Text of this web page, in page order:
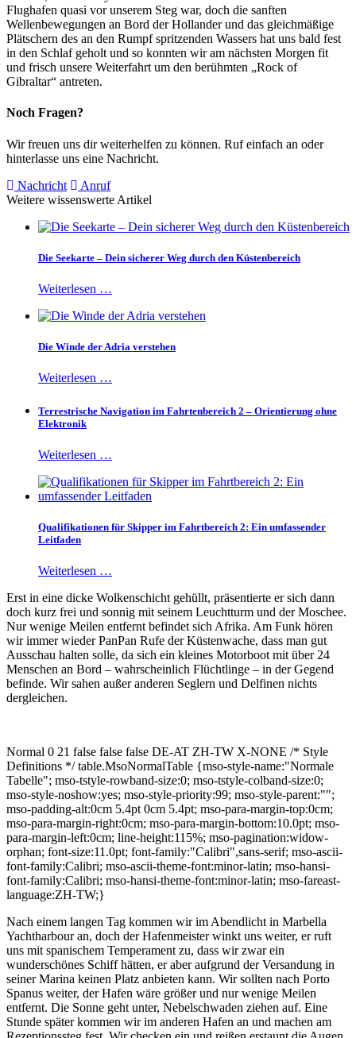
Flughafen quasi vor unserem Steg war, doch die sanften
Wellenbewegungen an Bord der Hollander und das gleichmäßige
Plätschern des an den Rumpf spritzenden Wassers hat uns bald fest
in den Schlaf geholt und so konnten wir am nächsten Morgen fit
und frisch unsere Weiterfahrt um den berühmten „Rock of
Gibraltar“ antreten.
Noch Fragen?
Wir freuen uns dir weiterhelfen zu können. Ruf einfach an oder
hinterlasse uns eine Nachricht.
Nachricht
Anruf
Weitere wissenswerte Artikel
Die Seekarte – Dein sicherer Weg durch den Küstenbereich
Weiterlesen …
Die Winde der Adria verstehen
Weiterlesen …
Terrestrische Navigation im Fahrtenbereich 2 – Orientierung ohne
Elektronik
Weiterlesen …
Qualifikationen für Skipper im Fahrtbereich 2: Ein umfassender
Leitfaden
Weiterlesen …
Erst in eine dicke Wolkenschicht gehüllt, präsentierte er sich dann
doch kurz frei und sonnig mit seinem Leuchtturm und der Moschee.
Nur wenige Meilen entfernt befindet sich Afrika. Am Funk hören
wir immer wieder PanPan Rufe der Küstenwache, dass man gut
Ausschau halten solle, da sich ein kleines Motorboot mit über 24
Menschen an Bord – wahrscheinlich Flüchtlinge – in der Gegend
befinde. Wir sahen außer anderen Seglern und Delfinen nichts
dergleichen.
Normal 0 21 false false false DE-AT ZH-TW X-NONE /* Style
Definitions */ table.MsoNormalTable {mso-style-name:"Normale
Tabelle"; mso-tstyle-rowband-size:0; mso-tstyle-colband-size:0;
mso-style-noshow:yes; mso-style-priority:99; mso-style-parent:"";
mso-padding-alt:0cm 5.4pt 0cm 5.4pt; mso-para-margin-top:0cm;
mso-para-margin-right:0cm; mso-para-margin-bottom:10.0pt; mso-
para-margin-left:0cm; line-height:115%; mso-pagination:widow-
orphan; font-size:11.0pt; font-family:"Calibri",sans-serif; mso-ascii-
font-family:Calibri; mso-ascii-theme-font:minor-latin; mso-hansi-
font-family:Calibri; mso-hansi-theme-font:minor-latin; mso-fareast-
language:ZH-TW;}
Nach einem langen Tag kommen wir im Abendlicht in Marbella
Yachtharbour an, doch der Hafenmeister winkt uns weiter, er ruft
uns mit spanischem Temperament zu, dass wir zwar ein
wunderschönes Schiff hätten, er aber aufgrund der Versandung in
seiner Marina keinen Platz anbieten kann. Wir sollten nach Porto
Spanus weiter, der Hafen wäre größer und nur wenige Meilen
entfernt. Die Sonne geht unter, Nebelschwaden ziehen auf. Eine
Stunde später kommen wir im anderen Hafen an und machen am